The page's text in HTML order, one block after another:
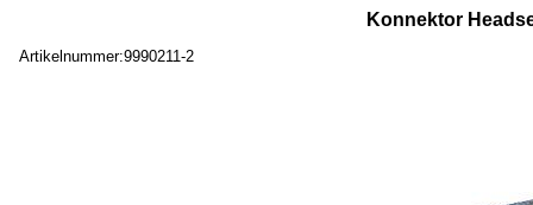
Konnektor
Artikelnummer:9990211-2